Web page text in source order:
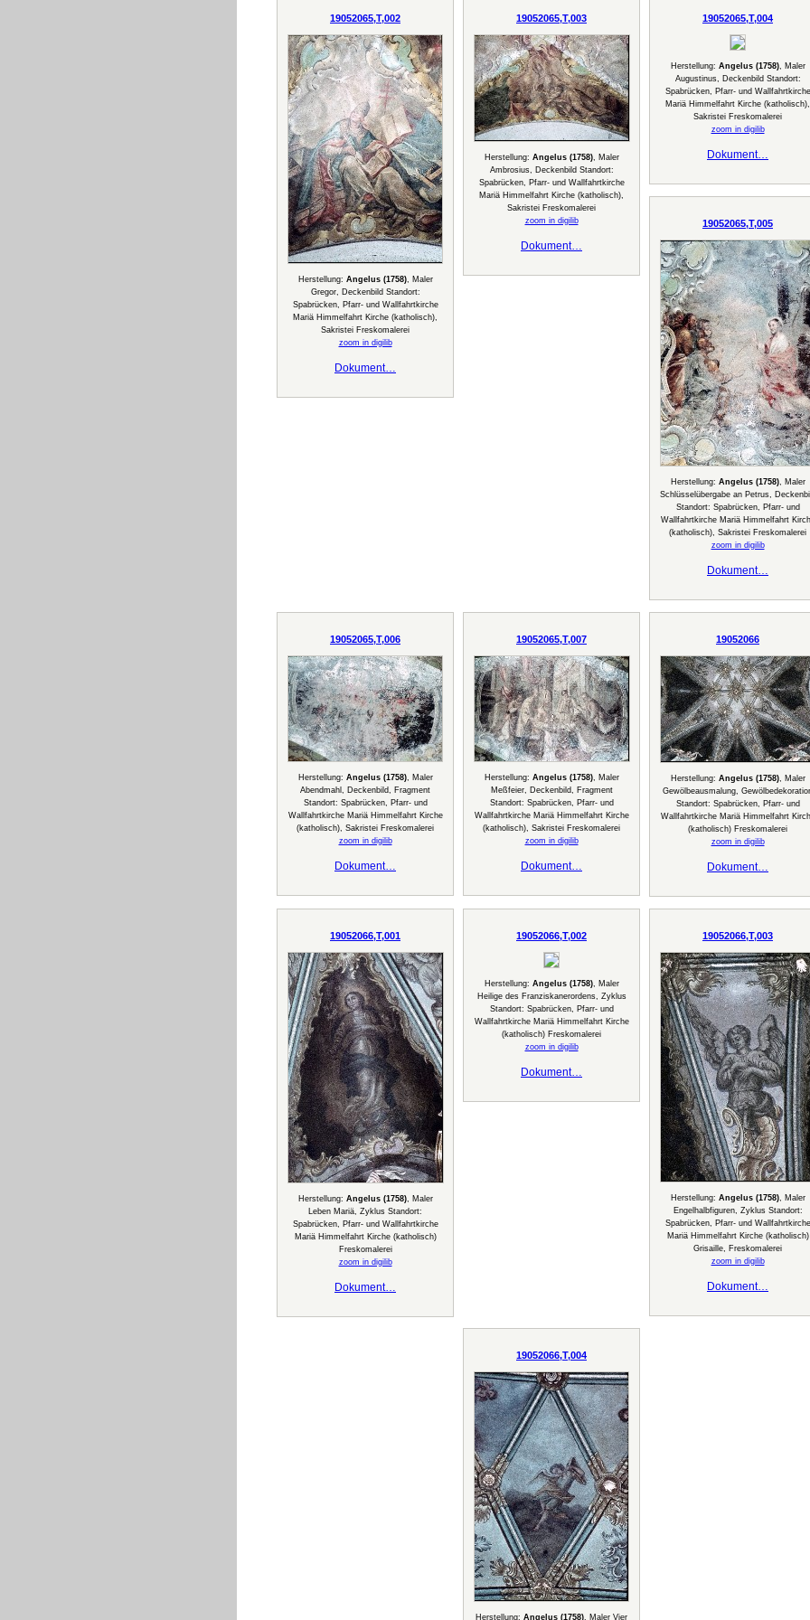
19052065,T,002
Herstellung: Angelus (1758), Maler
Gregor, Deckenbild Standort:
Spabrücken, Pfarr- und Wallfahrtkirche
Mariä Himmelfahrt Kirche (katholisch),
Sakristei Freskomalerei
zoom in digilib
Dokument…
19052065,T,003
Herstellung: Angelus (1758), Maler
Ambrosius, Deckenbild Standort:
Spabrücken, Pfarr- und Wallfahrtkirche
Mariä Himmelfahrt Kirche (katholisch),
Sakristei Freskomalerei
zoom in digilib
Dokument…
19052065,T,004
Herstellung: Angelus (1758), Maler
Augustinus, Deckenbild Standort:
Spabrücken, Pfarr- und Wallfahrtkirche
Mariä Himmelfahrt Kirche (katholisch),
Sakristei Freskomalerei
zoom in digilib
Dokument…
19052065,T,005
Herstellung: Angelus (1758), Maler
Schlüsselübergabe an Petrus,
Standort: Spabrücken, Pfarr- und
Wallfahrtkirche Mariä Himmelfahrt
(katholisch), Sakristei Freskomalerei
zoom in digilib
Dokument…
19052065,T,006
Herstellung: Angelus (1758), Maler
Abendmahl, Deckenbild, Fragment
Standort: Spabrücken, Pfarr- und
Wallfahrtkirche Mariä Himmelfahrt Kirche
(katholisch), Sakristei Freskomalerei
zoom in digilib
Dokument…
19052065,T,007
Herstellung: Angelus (1758), Maler
Meßfeier, Deckenbild, Fragment
Standort: Spabrücken, Pfarr- und
Wallfahrtkirche Mariä Himmelfahrt Kirche
(katholisch), Sakristei Freskomalerei
zoom in digilib
Dokument…
19052066
Herstellung: Angelus (1758), Maler
Gewölbeausmalung,
Standort: Spabrücken, Pfarr- und
Wallfahrtkirche Mariä Himmelfahrt
(katholisch) Freskomalerei
zoom in digilib
Dokument…
19052066,T,001
Herstellung: Angelus (1758), Maler
Leben Mariä, Zyklus Standort:
Spabrücken, Pfarr- und Wallfahrtkirche
Mariä Himmelfahrt Kirche (katholisch)
Freskomalerei
zoom in digilib
Dokument…
19052066,T,002
Herstellung: Angelus (1758), Maler
Heilige des Franziskanerordens, Zyklus
Standort: Spabrücken, Pfarr- und
Wallfahrtkirche Mariä Himmelfahrt Kirche
(katholisch) Freskomalerei
zoom in digilib
Dokument…
19052066,T,003
Herstellung: Angelus (1758), Maler
Engelhalbfiguren, Zyklus Standort:
Spabrücken, Pfarr- und Wallfahrtkirche
Mariä Himmelfahrt Kirche (katholisch)
Grisaille, Freskomalerei
zoom in digilib
Dokument…
19052066,T,004
Herstellung: Angelus (1758), Maler Vier